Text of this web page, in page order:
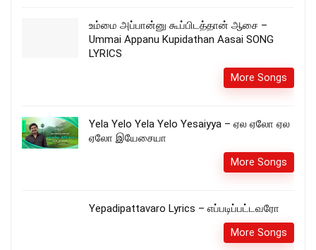
உம்மை அப்பான்னு கூப்பிடத்தான் ஆசை –
Ummai Appanu Kupidathan Aasai SONG
LYRICS
More Songs
Yela Yelo Yela Yelo Yesaiyya – ஏல ஏலோ ஏல
ஏலோ இயேசையா
More Songs
Yepadipattavaro Lyrics – எப்படிப்பட்டவரோ
More Songs